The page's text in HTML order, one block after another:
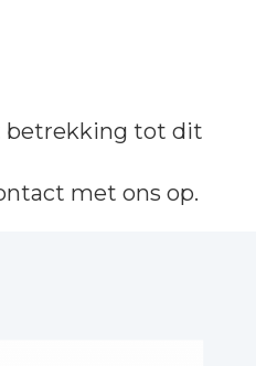
betrekking tot dit
met ons op.